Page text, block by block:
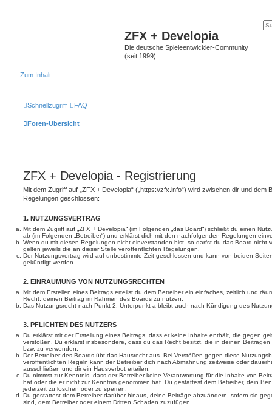
ZFX + Developia
Die deutsche Spieleentwickler-Community
(seit 1999).
Zum Inhalt
Schnellzugriff FAQ
Foren-Übersicht
ZFX + Developia - Registrierung
Mit dem Zugriff auf „ZFX + Developia“ („https://zfx.info“) wird zwischen dir und dem
Regelungen geschlossen:
1. NUTZUNGSVERTRAG
Mit dem Zugriff auf „ZFX + Developia“ (im Folgenden „das Board“) schließt du einen
ab (im Folgenden „Betreiber“) und erklärst dich mit den nachfolgenden Regelungen
Wenn du mit diesen Regelungen nicht einverstanden bist, so darfst du das Board nicht
gelten jeweils die an dieser Stelle veröffentlichten Regelungen.
Der Nutzungsvertrag wird auf unbestimmte Zeit geschlossen und kann von beiden
gekündigt werden.
2. EINRÄUMUNG VON NUTZUNGSRECHTEN
Mit dem Erstellen eines Beitrags erteilst du dem Betreiber ein einfaches, zeitlich und
Recht, deinen Beitrag im Rahmen des Boards zu nutzen.
Das Nutzungsrecht nach Punkt 2, Unterpunkt a bleibt auch nach Kündigung des
3. PFLICHTEN DES NUTZERS
Du erklärst mit der Erstellung eines Beitrags, dass er keine Inhalte enthält, die gegen
verstoßen. Du erklärst insbesondere, dass du das Recht besitzt, die in deinen
bzw. zu verwenden.
Der Betreiber des Boards übt das Hausrecht aus. Bei Verstößen gegen diese
veröffentlichten Regeln kann der Betreiber dich nach Abmahnung zeitweise oder
ausschließen und dir ein Hausverbot erteilen.
Du nimmst zur Kenntnis, dass der Betreiber keine Verantwortung für die Inhalte von
hat oder die er nicht zur Kenntnis genommen hat. Du gestattest dem Betreiber, dein
jederzeit zu löschen oder zu sperren.
Du gestattest dem Betreiber darüber hinaus, deine Beiträge abzuändern, sofern sie
sind, dem Betreiber oder einem Dritten Schaden zuzufügen.